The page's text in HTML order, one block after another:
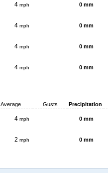
4 mph 0 mm
4 mph 0 mm
4 mph 0 mm
4 mph 0 mm
Average Gusts Precipitation
4 mph 0 mm
2 mph 0 mm